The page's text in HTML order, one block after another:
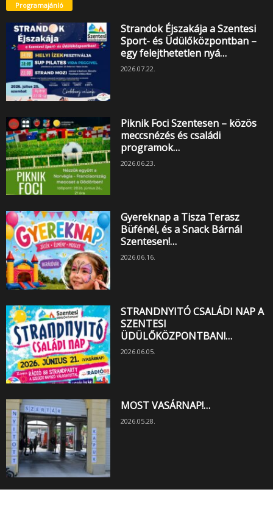
Programajánló
Strandok Éjszakája a Szentesi
Sport- és Üdülőközpontban –
egy felejthetetlen nyá…
2026.07.22.
Piknik Foci Szentesen – közös
meccsnézés és családi
programok…
2026.06.23.
Gyereknap a Tisza Terasz
Büfénél, és a Snack Bárnál
Szentesen!…
2026.06.16.
STRANDNYITÓ CSALÁDI NAP A
SZENTESI
ÜDÜLŐKÖZPONTBAN!…
2026.06.05.
MOST VASÁRNAP!…
2026.05.28.